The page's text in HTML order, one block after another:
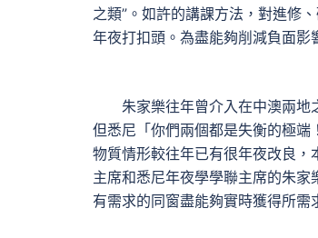
之類”。如許的講課方法，對進修
年夜打扣頭。為盡能夠削減負面影
朱家樂往年曾介入在中澳兩地之
但悉尼「你們兩個都是失衡的極
物質情形較往年已有很年夜改良
主席和悉尼年夜學學聯主席的朱
有需求的同窗盡能夠實時獲得所需